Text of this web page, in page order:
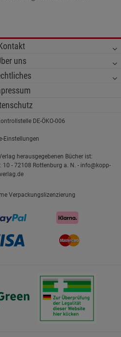
uns
DE-ÖKO-006
Einstellungen
herausgegebenen Bücher ist:
10 - 72108 Rottenburg a. N. - info@kopp-
verlag.de
Verpackungslizenzierung